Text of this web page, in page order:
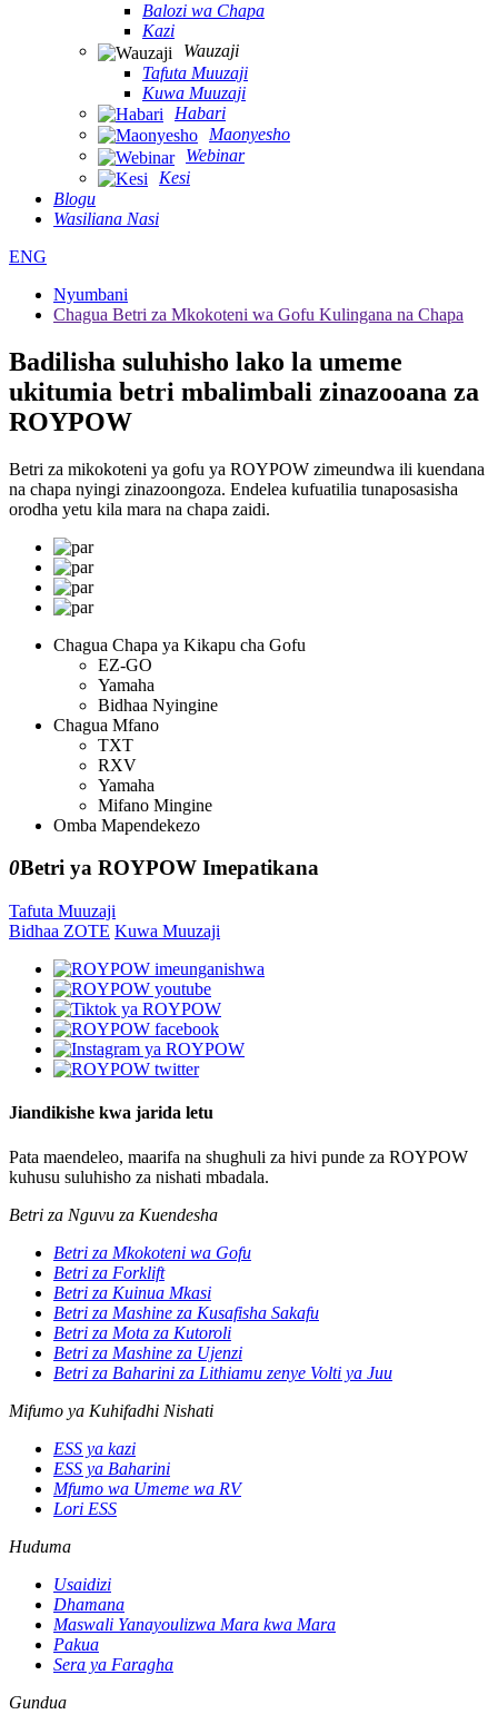
Balozi wa Chapa
Kazi
Wauzaji
Tafuta Muuzaji
Kuwa Muuzaji
Habari
Maonyesho
Webinar
Kesi
Blogu
Wasiliana Nasi
ENG
Nyumbani
Chagua Betri za Mkokoteni wa Gofu Kulingana na Chapa
Badilisha suluhisho lako la umeme
ukitumia betri mbalimbali zinazooana za
ROYPOW
Betri za mikokoteni ya gofu ya ROYPOW zimeundwa ili kuendana
na chapa nyingi zinazoongoza. Endelea kufuatilia tunaposasisha
orodha yetu kila mara na chapa zaidi.
Chagua Chapa ya Kikapu cha Gofu
EZ-GO
Yamaha
Bidhaa Nyingine
Chagua Mfano
TXT
RXV
Yamaha
Mifano Mingine
Omba Mapendekezo
0Betri ya ROYPOW Imepatikana
Tafuta Muuzaji
Bidhaa ZOTE Kuwa Muuzaji
Jiandikishe kwa jarida letu
Pata maendeleo, maarifa na shughuli za hivi punde za ROYPOW
kuhusu suluhisho za nishati mbadala.
Betri za Nguvu za Kuendesha
Betri za Mkokoteni wa Gofu
Betri za Forklift
Betri za Kuinua Mkasi
Betri za Mashine za Kusafisha Sakafu
Betri za Mota za Kutoroli
Betri za Mashine za Ujenzi
Betri za Baharini za Lithiamu zenye Volti ya Juu
Mifumo ya Kuhifadhi Nishati
ESS ya kazi
ESS ya Baharini
Mfumo wa Umeme wa RV
Lori ESS
Huduma
Usaidizi
Dhamana
Maswali Yanayoulizwa Mara kwa Mara
Pakua
Sera ya Faragha
Gundua